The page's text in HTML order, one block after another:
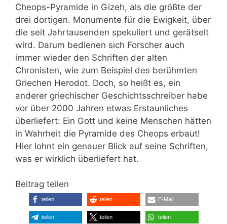
Cheops-Pyramide in Gizeh, als die größte der
drei dortigen. Monumente für die Ewigkeit, über
die seit Jahrtausenden spekuliert und gerätselt
wird. Darum bedienen sich Forscher auch
immer wieder den Schriften der alten
Chronisten, wie zum Beispiel des berühmten
Griechen Herodot. Doch, so heißt es, ein
anderer griechischer Geschichtsschreiber habe
vor über 2000 Jahren etwas Erstaunliches
überliefert: Ein Gott und keine Menschen hätten
in Wahrheit die Pyramide des Cheops erbaut!
Hier lohnt ein genauer Blick auf seine Schriften,
was er wirklich überliefert hat.
Beitrag teilen
teilen teilen E-Mail
teilen teilen teilen